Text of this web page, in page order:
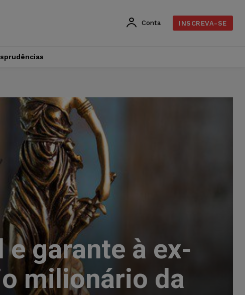
Conta INSCREVA-SE
garante à ex-
milionário da